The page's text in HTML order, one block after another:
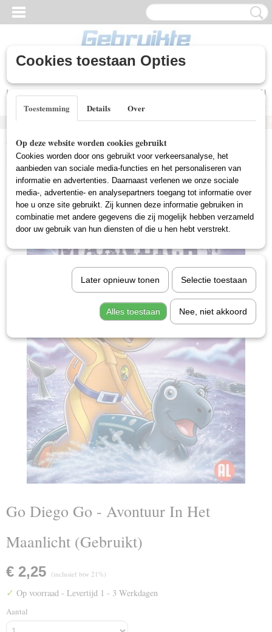
Inloggen
UW WINKELWAGEN
Home >Gebruikte DVD's>Tekenfilm DVD Gebruikt
- Avontuur In Het Maanlicht (Gebruikt)
Go Diego Go - Avontuur In Het
Maanlicht (Gebruikt)
€ 2,25 (inclusief btw 21%)
✓ Op voorraad - Levertijd 1 - 3 Werkdagen
Aantal
Cookies toestaan Opties
Toestemming Details Over
Op deze website worden cookies gebruikt
Cookies worden door ons gebruikt voor verkeersanalyse, het
aanbieden van sociale media-functies en het personaliseren van
informatie en advertenties. Daarnaast verlenen we onze sociale
media-, advertentie- en analysepartners toegang tot informatie over
hoe u onze site gebruikt. Zij kunnen deze informatie gebruiken in
combinatie met andere gegevens die zij mogelijk hebben verzameld
door uw gebruik van hun diensten of die u hen hebt verstrekt.
Later opnieuw tonen Selectie toestaan
Alles toestaan Nee, niet akkoord